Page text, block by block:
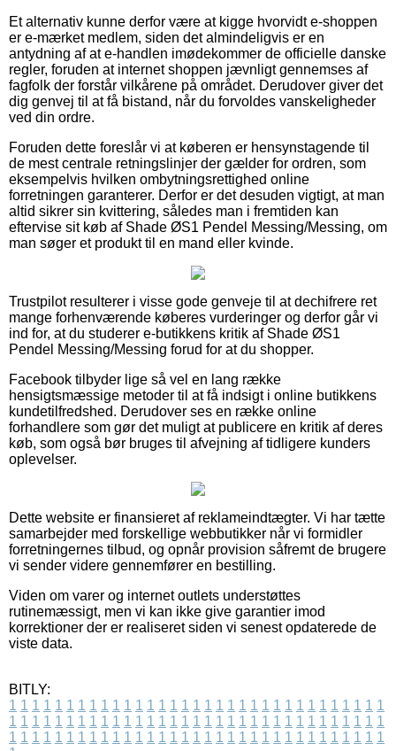
Et alternativ kunne derfor være at kigge hvorvidt e-shoppen
er e-mærket medlem, siden det almindeligvis er en
antydning af at e-handlen imødekommer de officielle danske
regler, foruden at internet shoppen jævnligt gennemses af
fagfolk der forstår vilkårene på området. Derudover giver det
dig genvej til at få bistand, når du forvoldes vanskeligheder
ved din ordre.
Foruden dette foreslår vi at køberen er hensynstagende til
de mest centrale retningslinjer der gælder for ordren, som
eksempelvis hvilken ombytningsrettighed online
forretningen garanterer. Derfor er det desuden vigtigt, at man
altid sikrer sin kvittering, således man i fremtiden kan
eftervise sit køb af Shade ØS1 Pendel Messing/Messing, om
man søger et produkt til en mand eller kvinde.
Trustpilot resulterer i visse gode genveje til at dechifrere ret
mange forhenværende køberes vurderinger og derfor går vi
ind for, at du studerer e-butikkens kritik af Shade ØS1
Pendel Messing/Messing forud for at du shopper.
Facebook tilbyder lige så vel en lang række
hensigtsmæssige metoder til at få indsigt i online butikkens
kundetilfredshed. Derudover ses en række online
forhandlere som gør det muligt at publicere en kritik af deres
køb, som også bør bruges til afvejning af tidligere kunders
oplevelser.
Dette website er finansieret af reklameindtægter. Vi har tætte
samarbejder med forskellige webbutikker når vi formidler
forretningernes tilbud, og opnår provision såfremt de brugere
vi sender videre gennemfører en bestilling.
Viden om varer og internet outlets understøttes
rutinemæssigt, men vi kan ikke give garantier imod
korrektioner der er realiseret siden vi senest opdaterede de
viste data.
BITLY:
1 1 1 1 1 1 1 1 1 1 1 1 1 1 1 1 1 1 1 1 1 1 1 1 1 1 1 1 1 1 1 1 1
1 1 1 1 1 1 1 1 1 1 1 1 1 1 1 1 1 1 1 1 1 1 1 1 1 1 1 1 1 1 1 1 1
1 1 1 1 1 1 1 1 1 1 1 1 1 1 1 1 1 1 1 1 1 1 1 1 1 1 1 1 1 1 1 1 1